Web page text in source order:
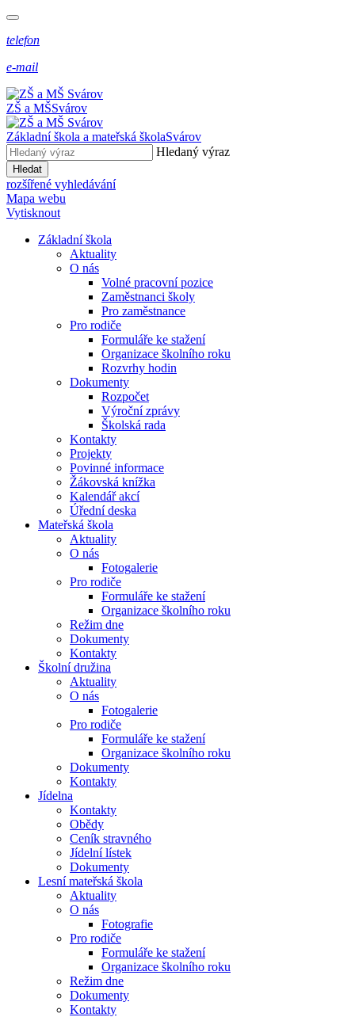
telefon
e-mail
ZŠ a MŠSvárov
Základní škola a mateřská školaSvárov
Hledaný výraz
Hledat
rozšířené vyhledávání
Mapa webu
Vytisknout
Základní škola
Aktuality
O nás
Volné pracovní pozice
Zaměstnanci školy
Pro zaměstnance
Pro rodiče
Formuláře ke stažení
Organizace školního roku
Rozvrhy hodin
Dokumenty
Rozpočet
Výroční zprávy
Školská rada
Kontakty
Projekty
Povinné informace
Žákovská knížka
Kalendář akcí
Úřední deska
Mateřská škola
Aktuality
O nás
Fotogalerie
Pro rodiče
Formuláře ke stažení
Organizace školního roku
Režim dne
Dokumenty
Kontakty
Školní družina
Aktuality
O nás
Fotogalerie
Pro rodiče
Formuláře ke stažení
Organizace školního roku
Dokumenty
Kontakty
Jídelna
Kontakty
Obědy
Ceník stravného
Jídelní lístek
Dokumenty
Lesní mateřská škola
Aktuality
O nás
Fotografie
Pro rodiče
Formuláře ke stažení
Organizace školního roku
Režim dne
Dokumenty
Kontakty